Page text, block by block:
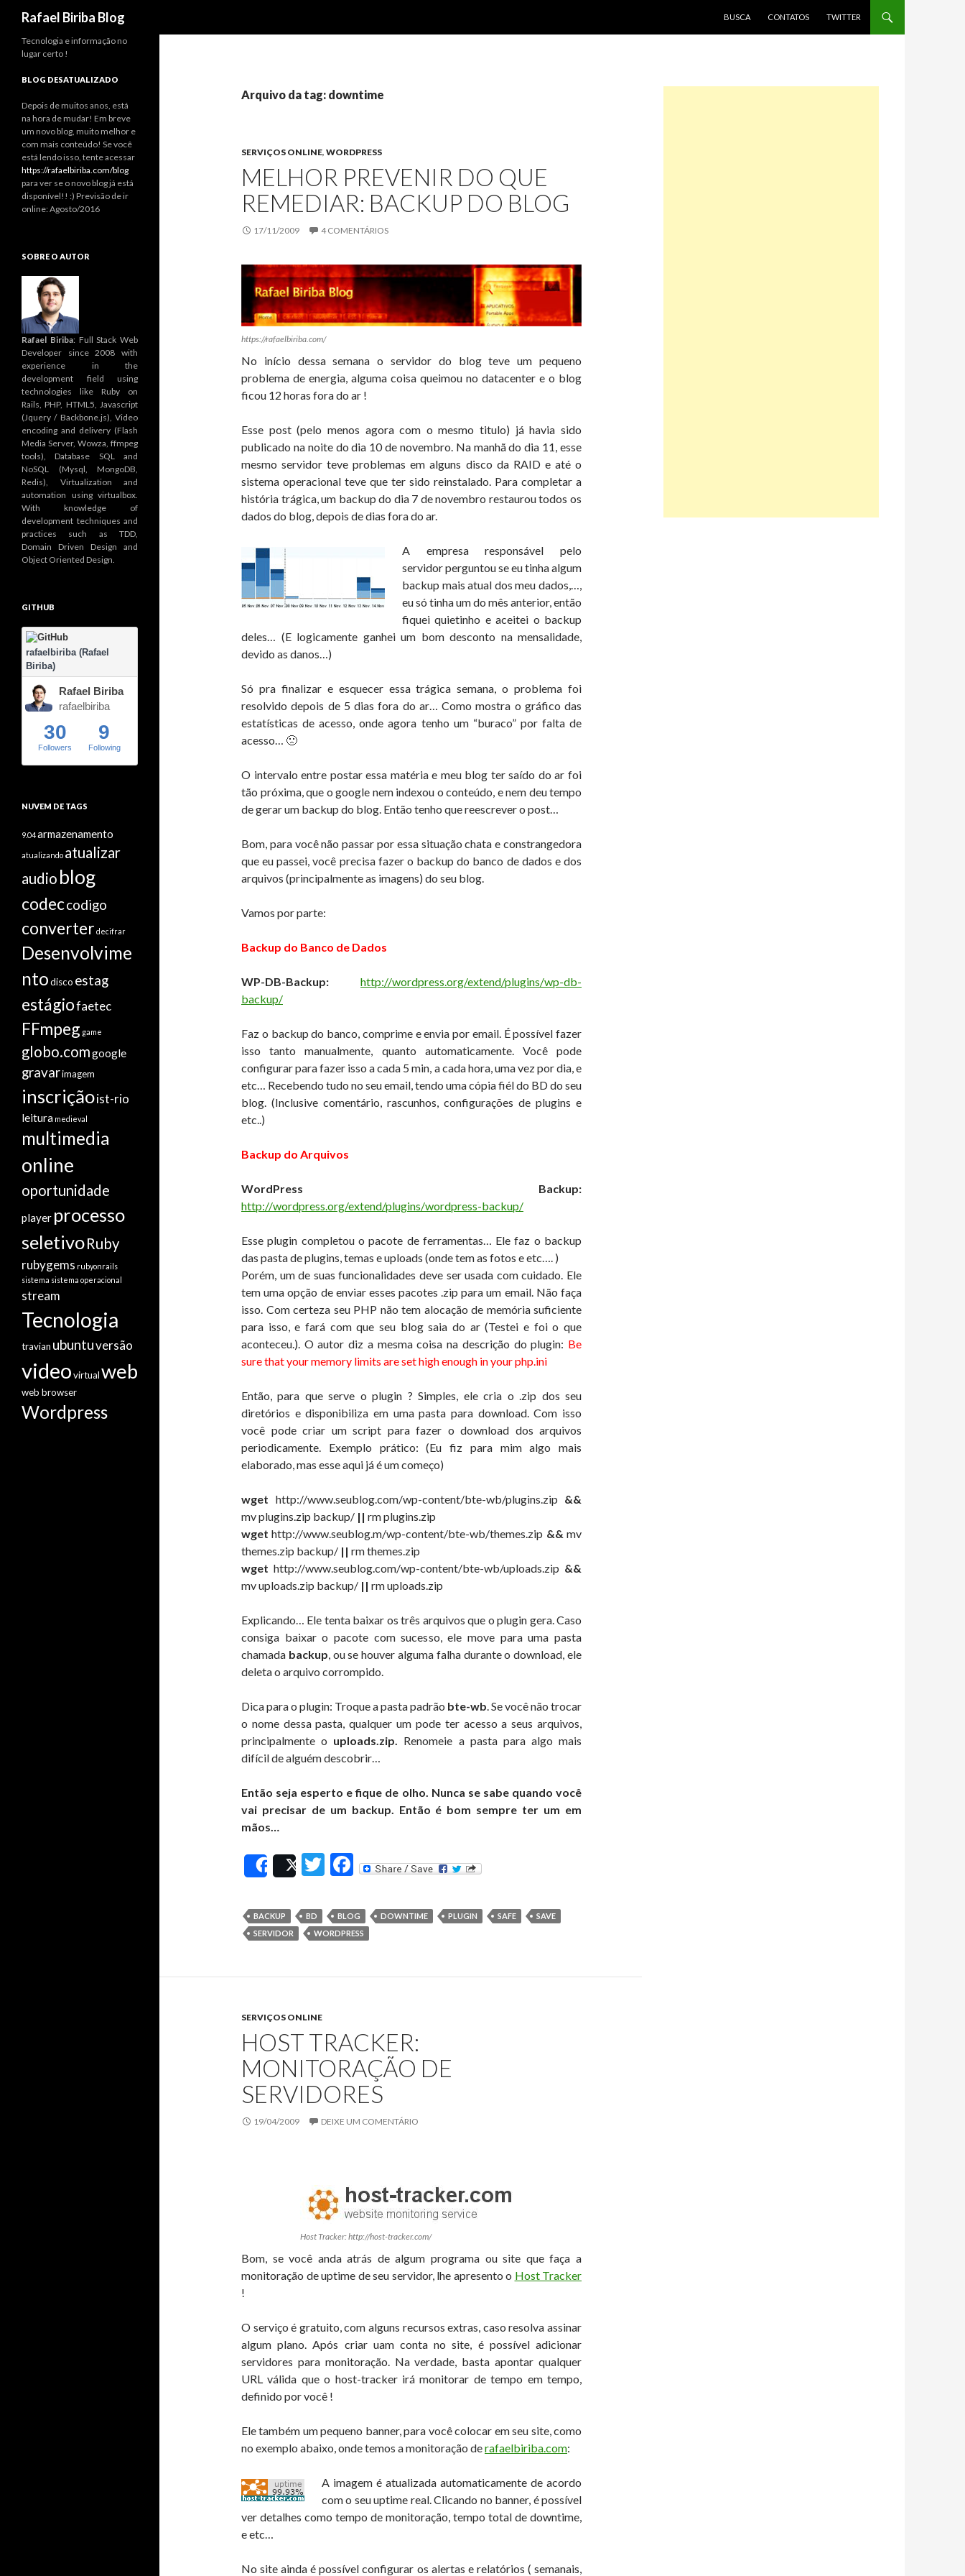
Rafael Biriba Blog
BUSCA
CONTATOS TWITTER
Arquivo da tag: downtime
SERVIÇOS ONLINE, WORDPRESS
MELHOR PREVENIR DO QUE
REMEDIAR: BACKUP DO BLOG
17/11/2009 4 COMENTÁRIOS
https://rafaelbiriba.com/
No início dessa semana o servidor do blog teve um pequeno
problema de energia, alguma coisa queimou no datacenter e o blog
ficou 12 horas fora do ar !
Esse post (pelo menos agora com o mesmo titulo) já havia sido
publicado na noite do dia 10 de novembro. Na manhã do dia 11, esse
mesmo servidor teve problemas em alguns disco da RAID e até o
sistema operacional teve que ter sido reinstalado. Para completar a
história trágica, um backup do dia 7 de novembro restaurou todos os
dados do blog, depois de dias fora do ar.
A empresa responsável pelo
servidor perguntou se eu tinha algum
backup mais atual dos meu dados,…,
eu só tinha um do mês anterior, então
fiquei quietinho e aceitei o backup
deles… (E logicamente ganhei um bom desconto na mensalidade,
devido as danos…)
Só pra finalizar e esquecer essa trágica semana, o problema foi
resolvido depois de 5 dias fora do ar… Como mostra o gráfico das
estatísticas de acesso, onde agora tenho um “buraco” por falta de
acesso… 🙁
O intervalo entre postar essa matéria e meu blog ter saído do ar foi
tão próxima, que o google nem indexou o conteúdo, e nem deu tempo
de gerar um backup do blog. Então tenho que reescrever o post…
Bom, para você não passar por essa situação chata e constrangedora
que eu passei, você precisa fazer o backup do banco de dados e dos
arquivos (principalmente as imagens) do seu blog.
Vamos por parte:
Backup do Banco de Dados
WP-DB-Backup:
http://wordpress.org/extend/plugins/wp-db-
backup/
Faz o backup do banco, comprime e envia por email. É possível fazer
isso tanto manualmente, quanto automaticamente. Você pode
configurar para fazer isso a cada 5 min, a cada hora, uma vez por dia, e
etc… Recebendo tudo no seu email, tendo uma cópia fiél do BD do seu
blog. (Inclusive comentário, rascunhos, configurações de plugins e
etc..)
Backup do Arquivos
WordPress Backup:
http://wordpress.org/extend/plugins/wordpress-backup/
Esse plugin completou o pacote de ferramentas… Ele faz o backup
das pasta de plugins, temas e uploads (onde tem as fotos e etc…. )
Porém, um de suas funcionalidades deve ser usada com cuidado. Ele
tem uma opção de enviar esses pacotes .zip para um email. Não faça
isso. Com certeza seu PHP não tem alocação de memória suficiente
para isso, e fará com que seu blog saia do ar (Testei e foi o que
aconteceu.). O autor diz a mesma coisa na descrição do plugin: Be
sure that your memory limits are set high enough in your php.ini
Então, para que serve o plugin ? Simples, ele cria o .zip dos seu
diretórios e disponibiliza em uma pasta para download. Com isso
você pode criar um script para fazer o download dos arquivos
periodicamente. Exemplo prático: (Eu fiz para mim algo mais
elaborado, mas esse aqui já é um começo)
wget http://www.seublog.com/wp-content/bte-wb/plugins.zip &&
mv plugins.zip backup/ || rm plugins.zip
wget http://www.seublog.m/wp-content/bte-wb/themes.zip && mv
themes.zip backup/ || rm themes.zip
wget http://www.seublog.com/wp-content/bte-wb/uploads.zip &&
mv uploads.zip backup/ || rm uploads.zip
Explicando… Ele tenta baixar os três arquivos que o plugin gera. Caso
consiga baixar o pacote com sucesso, ele move para uma pasta
chamada backup, ou se houver alguma falha durante o download, ele
deleta o arquivo corrompido.
Dica para o plugin: Troque a pasta padrão bte-wb. Se você não trocar
o nome dessa pasta, qualquer um pode ter acesso a seus arquivos,
principalmente o uploads.zip. Renomeie a pasta para algo mais
difícil de alguém descobrir…
Então seja esperto e fique de olho. Nunca se sabe quando você
vai precisar de um backup. Então é bom sempre ter um em
mãos…
SharePostT
itt
er
F
e
b
o
BACKUP BD BLOG DOWNTIME PLUGIN SAFE
SAVE
SERVIDOR
WORDPRESS
SERVIÇOS ONLINE
HOST TRACKER:
MONITORAÇÃO DE
SERVIDORES
19/04/2009 DEIXE UM COMENTÁRIO
Host Tracker: http://host-tracker.com/
Bom, se você anda atrás de algum programa ou site que faça a
monitoração de uptime de seu servidor, lhe apresento o Host Tracker
!
O serviço é gratuito, com alguns recursos extras, caso resolva assinar
algum plano. Após criar uam conta no site, é possível adicionar
servidores para monitoração. Na verdade, basta apontar qualquer
URL válida que o host-tracker irá monitorar de tempo em tempo,
definido por você !
Ele também um pequeno banner, para você colocar em seu site, como
no exemplo abaixo, onde temos a monitoração derafaelbiriba.com:
A imagem é atualizada automaticamente de acordo
com o seu uptime real. Clicando no banner, é possível
ver detalhes como tempo de monitoração, tempo total de downtime,
e etc…
No site ainda é possível configurar os alertas e relatórios ( semanais,
Tecnologia e informação no
lugar certo !
BLOG DESATUALIZADO
Depois de muitos anos, está
na hora de mudar! Em breve
um novo blog, muito melhor e
com mais conteúdo! Se você
está lendo isso, tente acessar
https://rafaelbiriba.com/blog
para ver se o novo blog já está
disponível!! :) Previsão de ir
online: Agosto/2016
SOBRE O AUTOR
Rafael Biriba: Full Stack Web
Developer since 2008 with
experience in the
development field using
technologies like Ruby on
Rails, PHP, HTML5, Javascript
(Jquery / Backbone.js), Video
encoding and delivery (Flash
Media Server, Wowza, ffmpeg
tools), Database SQL and
NoSQL (Mysql, MongoDB,
Redis), Virtualization and
automation using virtualbox.
With knowledge of
development techniques and
practices such as TDD,
Domain Driven Design and
Object Oriented Design.
GITHUB
rafaelbiriba (Rafael
Biriba)
Rafael Biriba
rafaelbiriba
30
Followers
9
Following
NUVEM DE TAGS
9.04armazenamento
atualizando atualizar
audio blog
codeccodigo
converter decifrar
Desenvolvime
ntodisco estag
estágiofaetec
FFmpeg game
globo.comgoogle
gravarimagem
inscriçãoist-rio
leitura medieval
multimedia
online
oportunidade
player processo
seletivoRuby
rubygems rubyonrails
sistema sistema operacional
stream
Tecnologia
travian ubuntuversão
videovirtualweb
web browser
Wordpress